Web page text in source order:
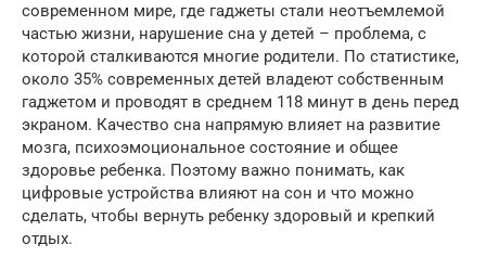
современном мире, где гаджеты стали неотъемлемой
частью жизни, нарушение сна у детей – проблема, с
которой сталкиваются многие родители. По статистике,
около 35% современных детей владеют собственным
гаджетом и проводят в среднем 118 минут в день перед
экраном. Качество сна напрямую влияет на развитие
мозга, психоэмоциональное состояние и общее
здоровье ребенка. Поэтому важно понимать, как
цифровые устройства влияют на сон и что можно
сделать, чтобы вернуть ребенку здоровый и крепкий
отдых.